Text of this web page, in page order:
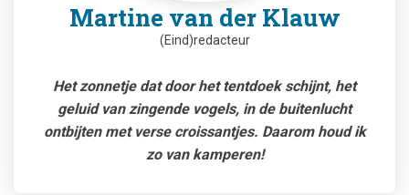
Martine van der Klauw
(Eind)redacteur
Het zonnetje dat door het tentdoek schijnt, het
geluid van zingende vogels, in de buitenlucht
ontbijten met verse croissantjes. Daarom houd ik
zo van kamperen!